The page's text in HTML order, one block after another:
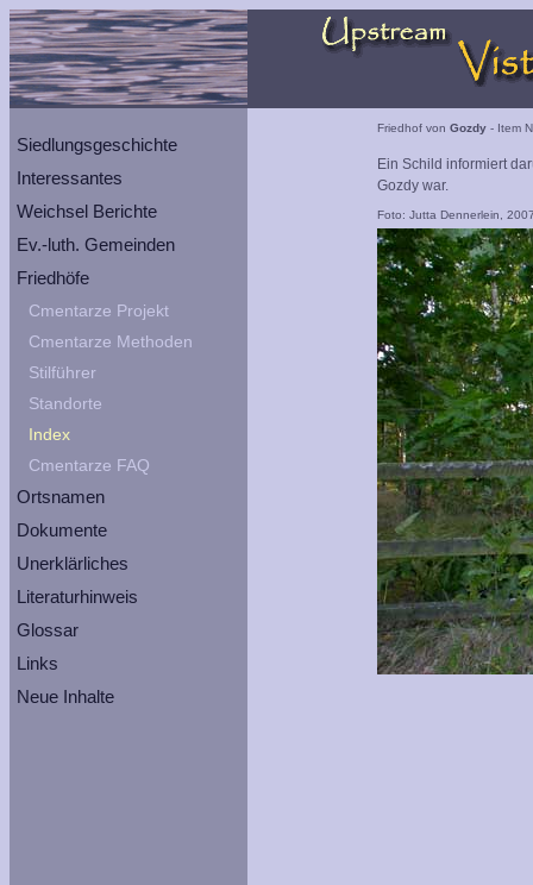
Siedlungsgeschichte
Interessantes
Weichsel Berichte
Ev.-luth. Gemeinden
Friedhöfe
Cmentarze Projekt
Cmentarze Methoden
Stilführer
Standorte
Index
Cmentarze FAQ
Ortsnamen
Dokumente
Unerklärliches
Literaturhinweis
Glossar
Links
Neue Inhalte
Friedhof von Gozdy - Item
Ein Schild informiert
Gozdy war.
Foto: Jutta Dennerlein,